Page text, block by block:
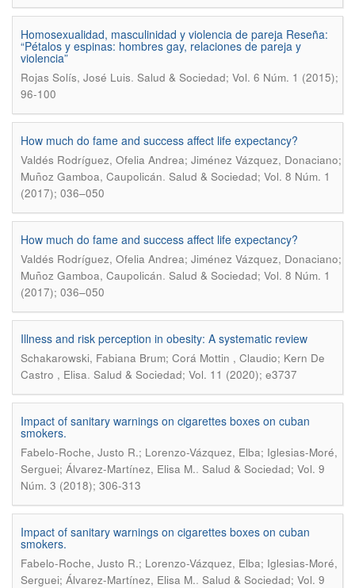
Homosexualidad, masculinidad y violencia de pareja Reseña:
“Pétalos y espinas: hombres gay, relaciones de pareja y
violencia”
Rojas Solís, José Luis. Salud & Sociedad; Vol. 6 Núm. 1 (2015);
96-100
How much do fame and success affect life expectancy?
Valdés Rodríguez, Ofelia Andrea; Jiménez Vázquez, Donaciano;
Muñoz Gamboa, Caupolicán. Salud & Sociedad; Vol. 8 Núm. 1
(2017); 036–050
How much do fame and success affect life expectancy?
Valdés Rodríguez, Ofelia Andrea; Jiménez Vázquez, Donaciano;
Muñoz Gamboa, Caupolicán. Salud & Sociedad; Vol. 8 Núm. 1
(2017); 036–050
Illness and risk perception in obesity: A systematic review
Schakarowski, Fabiana Brum; Corá Mottin , Claudio; Kern De
Castro , Elisa. Salud & Sociedad; Vol. 11 (2020); e3737
Impact of sanitary warnings on cigarettes boxes on cuban
smokers.
Fabelo-Roche, Justo R.; Lorenzo-Vázquez, Elba; Iglesias-Moré,
Serguei; Álvarez-Martínez, Elisa M.. Salud & Sociedad; Vol. 9
Núm. 3 (2018); 306-313
Impact of sanitary warnings on cigarettes boxes on cuban
smokers.
Fabelo-Roche, Justo R.; Lorenzo-Vázquez, Elba; Iglesias-Moré,
Serguei; Álvarez-Martínez, Elisa M.. Salud & Sociedad; Vol. 9